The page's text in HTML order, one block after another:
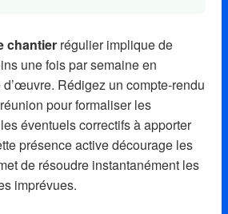
chantier régulier implique de
une fois par semaine en
Rédigez un compte-rendu
pour formaliser les
éventuels correctifs à apporter
présence active décourage les
de résoudre instantanément les
imprévues.